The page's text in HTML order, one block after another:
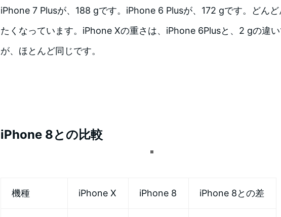
iPhone 7 Plusが、188 gです。iPhone 6 Plusが、172 gです。どんど
たくなっています。iPhone Xの重さは、iPhone 6Plusと、2 gの違
が、ほとんど同じです。
iPhone 8との比較
機種 iPhone X iPhone 8 iPhone 8との差